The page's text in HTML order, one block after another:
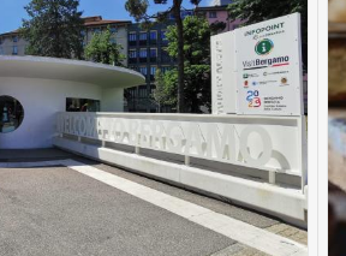
€ 29,90Platea€ 35,65